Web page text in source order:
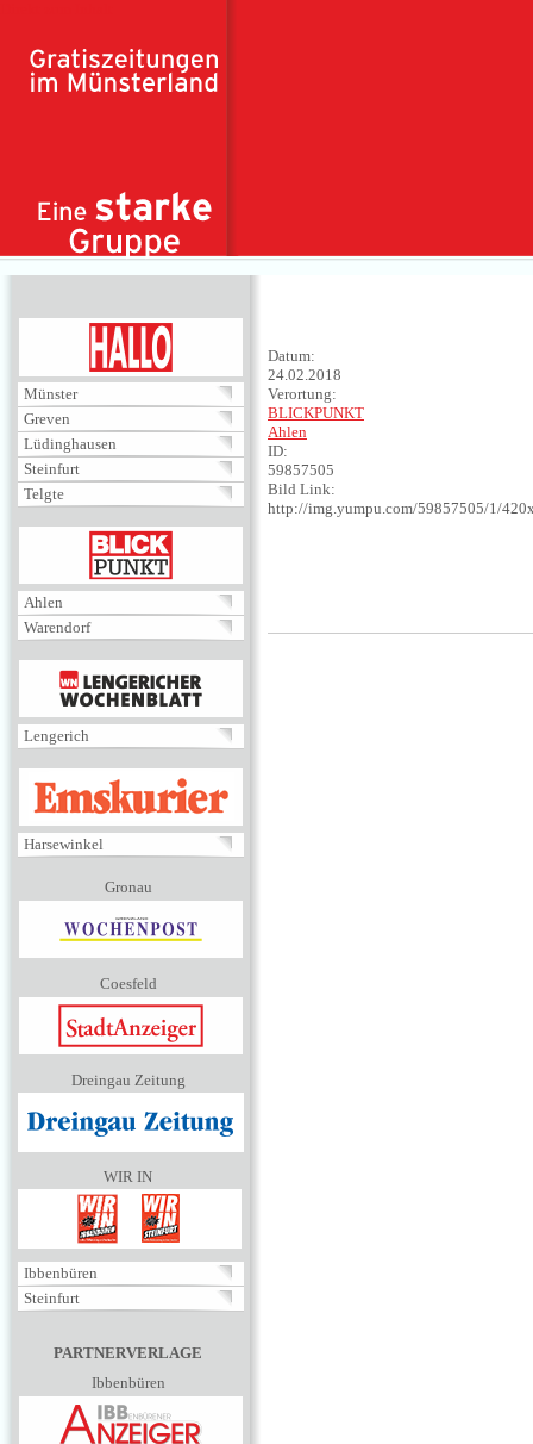
Münster
Greven
Lüdinghausen
Steinfurt
Telgte
BLICKPUNKT
Ahlen
Warendorf
MENÜ
Lengerich
EMSKURIER
Harsewinkel
Gronau
Coesfeld
Dreingau Zeitung
WIR IN
Ibbenbüren
Steinfurt
PARTNERVERLAGE
Ibbenbüren
Datum:
24.02.2018
Verortung:
BLICKPUNKT
Ahlen
ID:
59857505
Bild Link:
http://img.yumpu.com/59857505/1/